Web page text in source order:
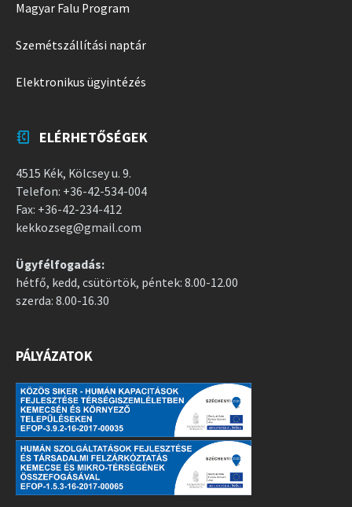
Magyar Falu Program
Szemétszállítási naptár
Elektronikus ügyintézés
ELÉRHETŐSÉGEK
4515 Kék, Kölcsey u. 9.
Telefon: +36-42-534-004
Fax: +36-42-234-412
kekkozseg@gmail.com
Ügyfélfogadás:
hétfő, kedd, csütörtök, péntek: 8.00-12.00
szerda: 8.00-16.30
PÁLYÁZATOK